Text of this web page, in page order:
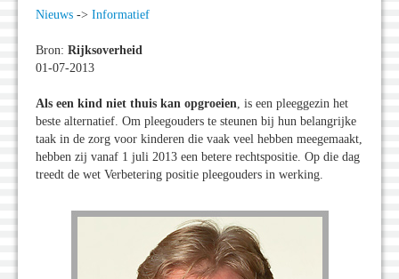
Nieuws -> Informatief
Bron: Rijksoverheid
01-07-2013
Als een kind niet thuis kan opgroeien, is een pleeggezin het
beste alternatief. Om pleegouders te steunen bij hun belangrijke
taak in de zorg voor kinderen die vaak veel hebben meegemaakt,
hebben zij vanaf 1 juli 2013 een betere rechtspositie. Op die dag
treedt de wet Verbetering positie pleegouders in werking.